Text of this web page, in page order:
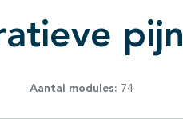
pijn
Aantal modules: 74